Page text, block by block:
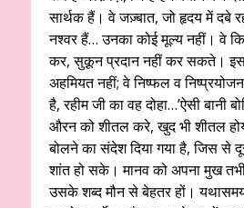
सार्थक हैं। वे जज़्बात, जो हृदय में दबे
नश्वर हैं… उनका कोई मूल्य नहीं। वे
कर, सुक़ून प्रदान नहीं कर सकते।
अहमियत नहीं; वे निष्फल व
है, रहीम जी का वह दोहा…’ऐसी बानी
औरन को शीतल करे, खुद भी शीतल होय’
बोलने का संदेश दिया गया है, जिस से
शांत हो सके। मानव को अपना मुख
उसके शब्द मौन से बेहतर हों।